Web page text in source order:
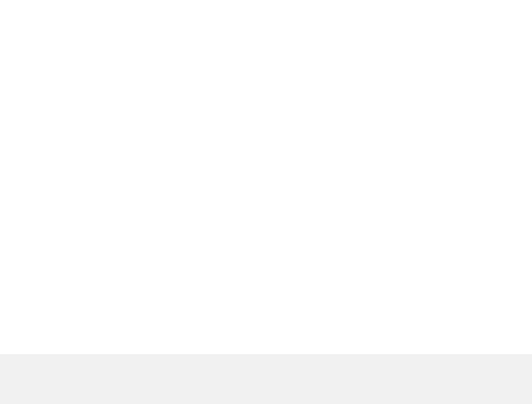
kiểm tra kỹ lưỡng trước khi được đem giao.